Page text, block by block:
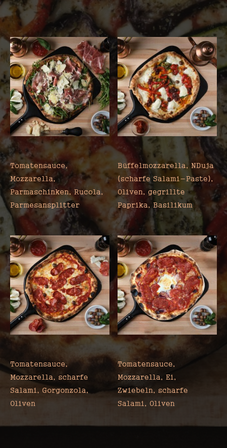
Tomatensauce,
Mozzarella,
Parmaschinken, Rucola,
Parmesansplitter
Büffelmozzarella, NDuja
(scharfe Salami-Paste),
Oliven, gegrillte
Paprika, Basilikum
Tomatensauce,
Mozzarella, scharfe
Salami, Gorgonzola,
Oliven
DON CORLEONE
Tomatensauce,
Mozzarella, Ei,
Zwiebeln, scharfe
Salami, Oliven